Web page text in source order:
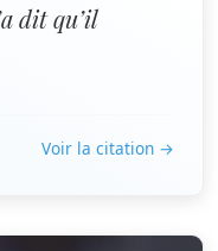
dit qu’il
Voir la citation →